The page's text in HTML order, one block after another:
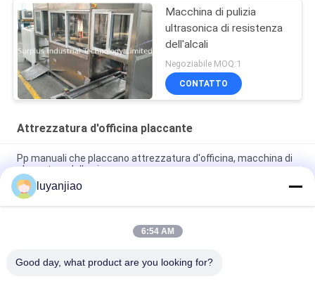
Macchina di pulizia
ultrasonica di resistenza
dell'alcali
Negoziabile MOQ:1
CONTATTO
Attrezzatura d'officina placcante
Pp manuali che placcano attrezzatura d'officina, macchina di
placcatura dello zinco
Linea di placcatura dell'alimentatore in CC di approvazione di
iso attrezzatura per argento
Attrezzatura automatica di Ring Type Vertical Electroplating
luyanjiao
6:54 AM
Good day, what product are you looking for?